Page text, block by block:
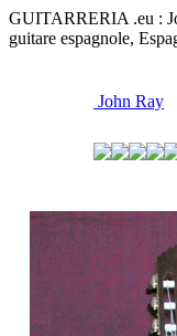
GUITARRERIA .eu :
guitare espagnole,
John Ray